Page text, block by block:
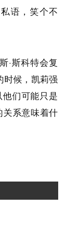
语，笑个不
·斯科特会复
时候，凯莉强
们可能只是
系意味着什